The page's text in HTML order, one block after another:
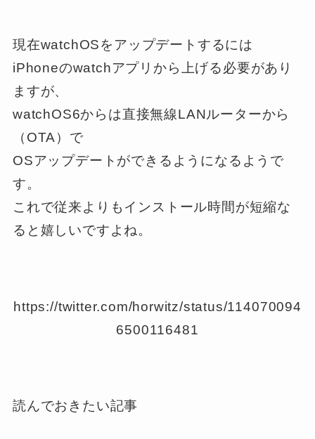
現在watchOSをアップデートするには
iPhoneのwatchアプリから上げる必要があり
ますが、
watchOS6からは直接無線LANルーターから
（OTA） で
OSアップデートができるようになるようで
す。
これで従来よりもインストール時間が短縮な
ると嬉しいですよね。
https://twitter.com/horwitz/status/114070094
6500116481
読んでおきたい記事